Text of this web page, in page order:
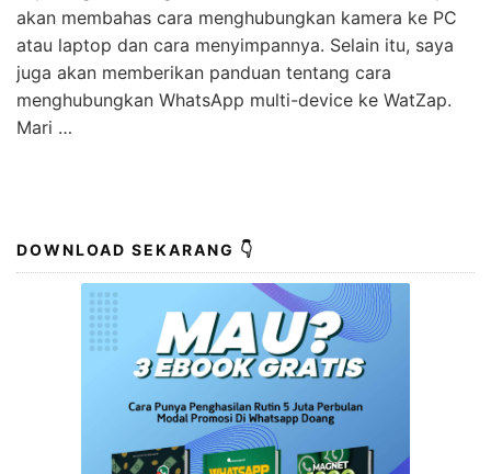
akan membahas cara menghubungkan kamera ke PC
atau laptop dan cara menyimpannya. Selain itu, saya
juga akan memberikan panduan tentang cara
menghubungkan WhatsApp multi-device ke WatZap.
Mari …
DOWNLOAD SEKARANG 👇